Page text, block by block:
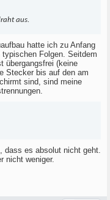
aus.
hatte ich zu Anfang
Folgen. Seitdem
übergangsfrei (keine
Stecker bis auf den am
sind, sind meine
dass es absolut nicht geht.
nicht weniger.